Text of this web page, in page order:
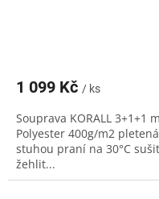
1 099 Kč / ks
Souprava KORALL 3+1+1
Polyester 400g/m2
stuhou praní na 30°C
žehlit...